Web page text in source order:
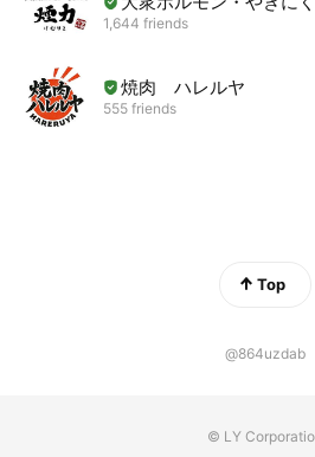
1,644 friends
焼肉 ハレルヤ
555 friends
Top
@864uzdab
© LY